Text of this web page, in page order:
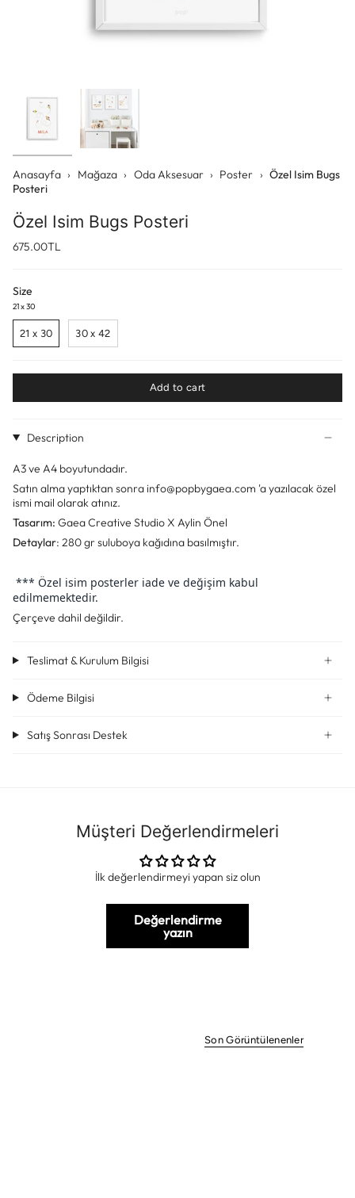
Anasayfa › Mağaza › Oda Aksesuar › Poster › Özel Isim Bugs
Posteri
Özel Isim Bugs Posteri
675.00TL
Size
21 x 30
21 x 30 30 x 42
Add to cart
Description
A3 ve A4 boyutundadır.
Satın alma yaptıktan sonra info@popbygaea.com 'a yazılacak özel
ismi mail olarak atınız.
Tasarım: Gaea Creative Studio X Aylin Önel
Detaylar: 280 gr suluboya kağıdına basılmıştır.
*** Özel isim posterler iade ve değişim kabul
edilmemektedir.
Çerçeve dahil değildir.
Teslimat & Kurulum Bilgisi
Ödeme Bilgisi
Satış Sonrası Destek
Müşteri Değerlendirmeleri
İlk değerlendirmeyi yapan siz olun
Değerlendirme
yazın
Son Görüntülenenler